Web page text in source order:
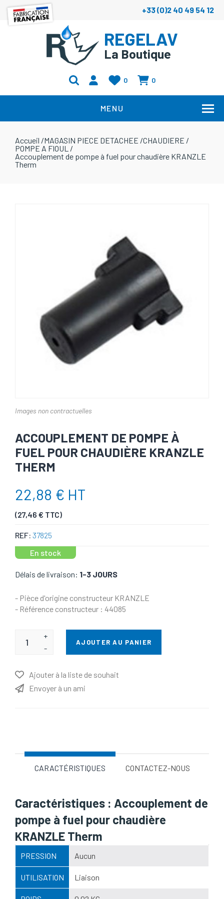
+33 (0)2 40 49 54 12
REGELAV
La Boutique
0 0
MENU
Accueil /MAGASIN PIECE DETACHEE /CHAUDIERE /
POMPE A FIOUL /
Accouplement de pompe à fuel pour chaudière KRANZLE
Therm
Images non contractuelles
ACCOUPLEMENT DE POMPE À
FUEL POUR CHAUDIÈRE KRANZLE
THERM
22,88 € HT
(27,46 € TTC)
REF: 37825
En stock
Délais de livraison: 1-3 JOURS
- Pièce d'origine constructeur KRANZLE
- Référence constructeur : 44085
+
-
AJOUTER AU PANIER
Ajouter à la liste de souhait
Envoyer à un ami
CARACTÉRISTIQUES CONTACTEZ-NOUS
Caractéristiques : Accouplement de
pompe à fuel pour chaudière
KRANZLE Therm
PRESSION Aucun
UTILISATION Liaison